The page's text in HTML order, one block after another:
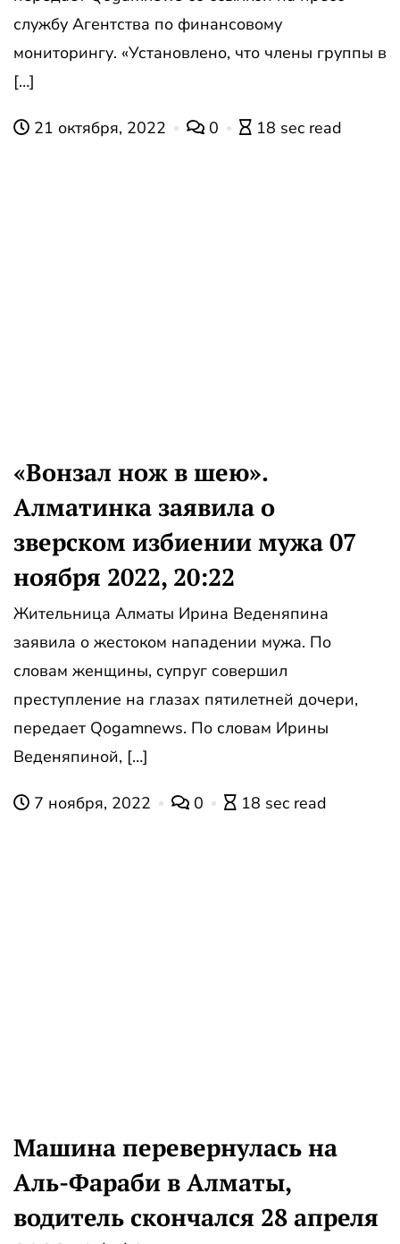
службу Агентства по финансовому
мониторингу. «Установлено, что члены группы в
[…]
21 октября, 2022 0 18 sec read
«Вонзал нож в шею».
Алматинка заявила о
зверском избиении мужа 07
ноября 2022, 20:22
Жительница Алматы Ирина Веденяпина
заявила о жестоком нападении мужа. По
словам женщины, супруг совершил
преступление на глазах пятилетней дочери,
передает Qogamnews. По словам Ирины
Веденяпиной, […]
7 ноября, 2022 0 18 sec read
Машина перевернулась на
Аль-Фараби в Алматы,
водитель скончался 28 апреля